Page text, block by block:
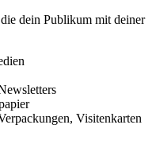
dein Publikum mit deiner
Visitenkarten